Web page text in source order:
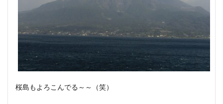
桜島もよろこんでる～～（笑）